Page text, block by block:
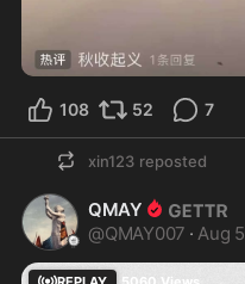
108 52 7
xin123 reposted
QMAY
@QMAY007 · Aug 5